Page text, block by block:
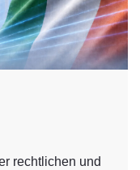
rechtlichen und